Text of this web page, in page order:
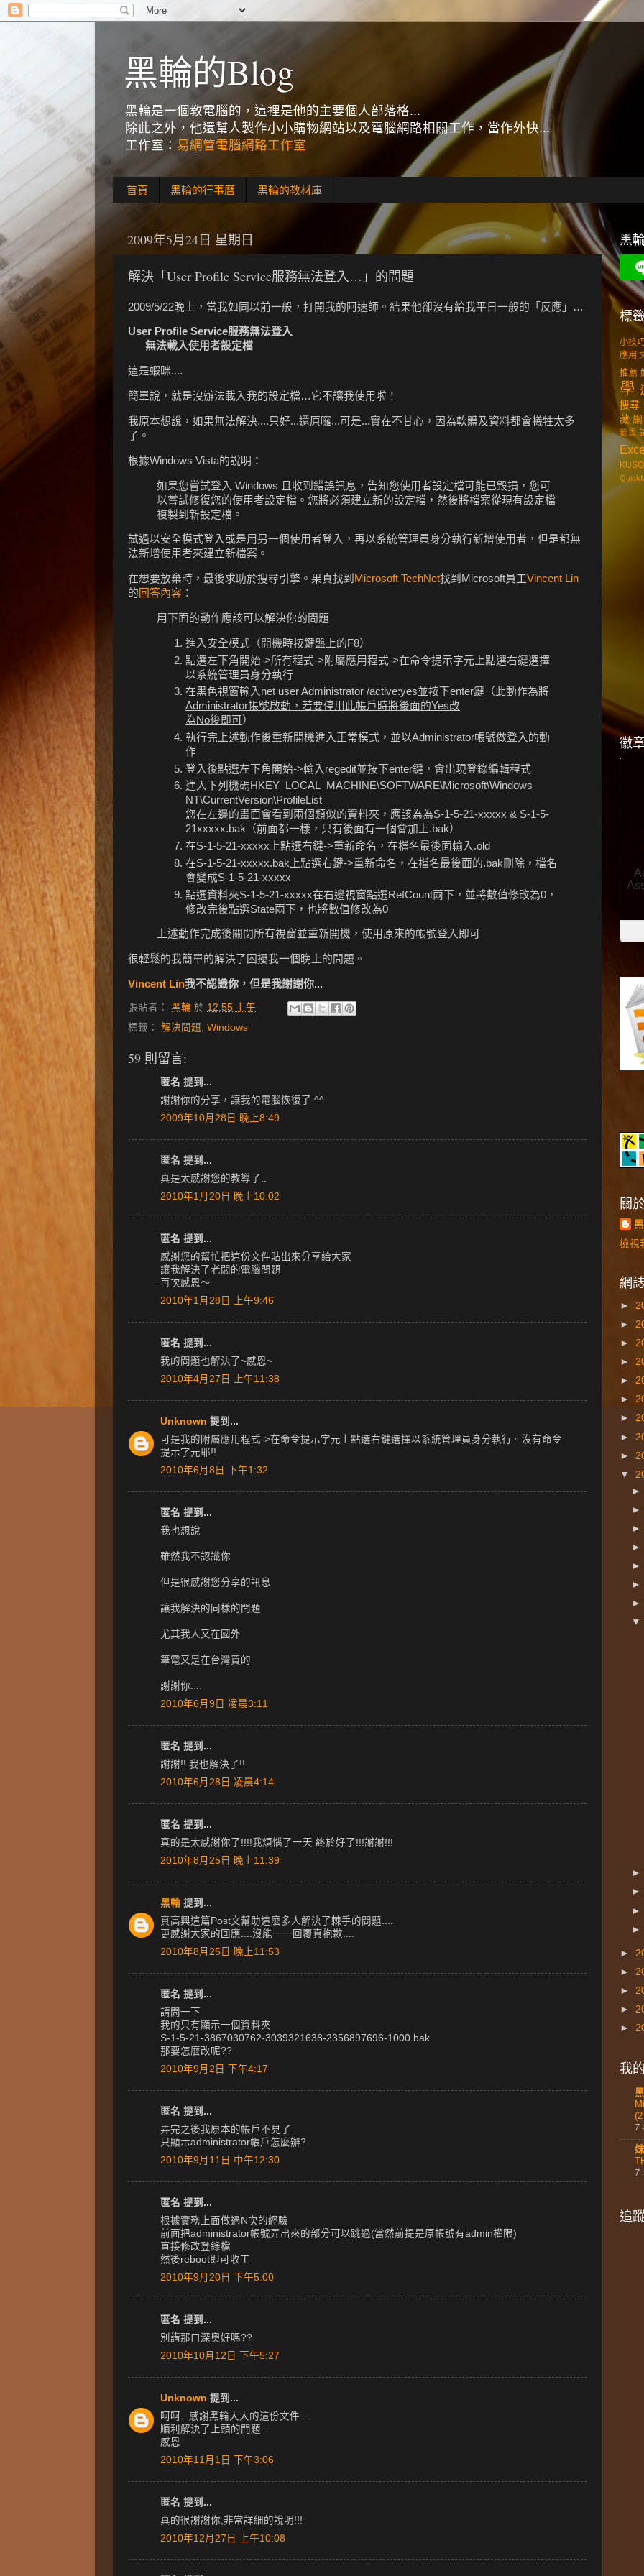
黑輪的Blog
黑輪是一個教電腦的，這裡是他的主要個人部落格...
除此之外，他還幫人製作小小購物網站以及電腦網路相關工作，當作外快...
工作室： 易網管電腦網路工作室
首頁 黑輪的行事曆 黑輪的教材庫
2009年5月24日 星期日
解決「User Profile Service服務無法登入…」的問題
2009/5/22晚上，當我如同以前一般，打開我的阿速師。結果他卻沒有給我平日一般的「反應」…
User Profile Service服務無法登入
無法載入使用者設定檔
這是蝦咪....
簡單說，就是沒辦法載入我的設定檔…它不讓我使用啦！
我原本想說，如果無法解決....只好...還原囉...可是...實在不甘心，因為軟體及資料都會犧牲太多
了。
根據Windows Vista的說明：
如果您嘗試登入 Windows 且收到錯誤訊息，告知您使用者設定檔可能已毀損，您可
以嘗試修復您的使用者設定檔。您將必須建立新的設定檔，然後將檔案從現有設定檔
複製到新設定檔。
試過以安全模式登入或是用另一個使用者登入，再以系統管理員身分執行新增使用者，但是都無
法新增使用者來建立新檔案。
在想要放棄時，最後求助於搜尋引擎。果真找到 Microsoft TechNet找到Microsoft員工Vincent Lin
的 回答內容 ：
用下面的動作應該可以解決你的問題
進入安全模式（開機時按鍵盤上的F8）
點選左下角開始->所有程式->附屬應用程式->在命令提示字元上點選右鍵選擇
以系統管理員身分執行
在黑色視窗輸入net user Administrator /active:yes並按下enter鍵（此動作為將
Administrator帳號啟動，若要停用此帳戶時將後面的Yes改
為No後即可 ）
執行完上述動作後重新開機進入正常模式，並以Administrator帳號做登入的動
作
登入後點選左下角開始->輸入regedit並按下enter鍵，會出現登錄編輯程式
進入下列機碼HKEY_LOCAL_MACHINE\SOFTWARE\Microsoft\Windows
NT\CurrentVersion\ProfileList
您在左邊的畫面會看到兩個類似的資料夾，應該為為S-1-5-21-xxxxx & S-1-5-
21xxxxx.bak（前面都一樣，只有後面有一個會加上.bak）
在S-1-5-21-xxxxx上點選右鍵->重新命名，在檔名最後面輸入.old
在S-1-5-21-xxxxx.bak上點選右鍵->重新命名，在檔名最後面的.bak刪除，檔名
會變成S-1-5-21-xxxxx
點選資料夾S-1-5-21-xxxxx在右邊視窗點選RefCount兩下，並將數值修改為0，
修改完後點選State兩下，也將數值修改為0
上述動作完成後關閉所有視窗並重新開機，使用原來的帳號登入即可
很輕鬆的我簡單的解決了困擾我一個晚上的問題。
Vincent Lin我不認識你，但是我謝謝你...
張貼者： 黑輪 於 12:55 上午
標籤： 解決問題 Windows
59 則留言:
匿名 提到...
謝謝你的分享，讓我的電腦恢復了 ^^
2009年10月28日 晚上8:49
匿名 提到...
真是太感謝您的教導了..
2010年1月20日 晚上10:02
匿名 提到...
感謝您的幫忙把這份文件貼出來分享給大家
讓我解決了老闆的電腦問題
再次感恩～
2010年1月28日 上午9:46
匿名 提到...
我的問題也解決了~感恩~
2010年4月27日 上午11:38
Unknown 提到...
可是我的附屬應用程式->在命令提示字元上點選右鍵選擇以系統管理員身分執行。沒有命令
提示字元耶!!
2010年6月8日 下午1:32
匿名 提到...
我也想說
雖然我不認識你
但是很感謝您分享的訊息
讓我解決的同樣的問題
尤其我人又在國外
筆電又是在台灣買的
謝謝你....
2010年6月9日 凌晨3:11
匿名 提到...
謝謝!! 我也解決了!!
2010年6月28日 凌晨4:14
匿名 提到...
真的是太感謝你了!!!!我煩惱了一天 終於好了!!!謝謝!!!
2010年8月25日 晚上11:39
黑輪 提到...
真高興這篇Post文幫助這麼多人解決了棘手的問題....
更感謝大家的回應....沒能一一回覆真抱歉....
2010年8月25日 晚上11:53
匿名 提到...
請問一下
我的只有顯示一個資料夾
S-1-5-21-3867030762-3039321638-2356897696-1000.bak
那要怎麼改呢??
2010年9月2日 下午4:17
匿名 提到...
弄完之後我原本的帳戶不見了
只顯示administrator帳戶怎麼辦?
2010年9月11日 中午12:30
匿名 提到...
根據實務上面做過N次的經驗
前面把administrator帳號弄出來的部分可以跳過(當然前提是原帳號有admin權限)
直接修改登錄檔
然後reboot即可收工
2010年9月20日 下午5:00
匿名 提到...
別講那ㄇ深奧好嗎??
2010年10月12日 下午5:27
Unknown 提到...
呵呵...感謝黑輪大大的這份文件....
順利解決了上頭的問題...
感恩
2010年11月1日 下午3:06
匿名 提到...
真的很謝謝你,非常詳細的說明!!!
2010年12月27日 上午10:08
黑
標
小技
應用
推薦
學
搜尋
藏
籤雲
KUSO
徽
關
檢視
網
►
►
►
►
►
►
►
►
►
▼
►
►
►
►
►
我
7
7
追